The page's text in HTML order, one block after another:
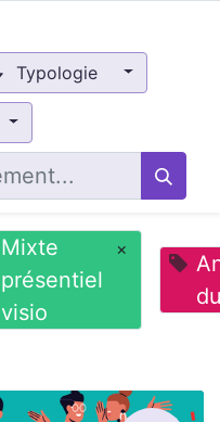
Typologie
Mixte
présentiel
visio
×